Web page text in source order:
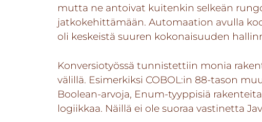
mutta ne antoivat kuitenkin selkeän
jatkokehittämään. Automaation avulla
oli keskeistä suuren kokonaisuuden
Konversiotyössä tunnistettiin monia
välillä. Esimerkiksi COBOL:in 88-tason
Boolean-arvoja, Enum-tyyppisiä
logiikkaa. Näillä ei ole suoraa vastinetta